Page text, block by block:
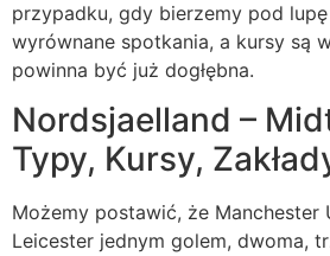
przypadku, gdy bierzemy pod
wyrównane spotkania, a kursy są
powinna być już dogłębna.
Nordsjaelland –
Typy, Kursy,
Możemy postawić, że Manchester
Leicester jednym golem, dwoma,